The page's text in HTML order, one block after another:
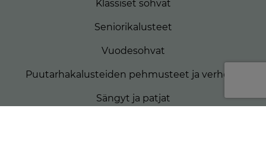
Klassiset sohvat
Seniorikalusteet
Vuodesohvat
Puutarhakalusteiden pehmusteet ja verhoilu
Sängyt ja patjat